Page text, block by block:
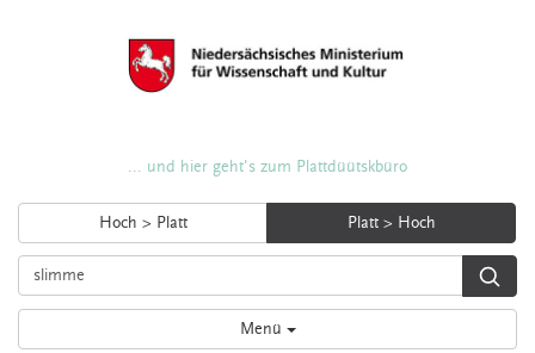
... und hier geht's zum Plattdüütskbüro
Hoch > Platt Platt > Hoch
Menü